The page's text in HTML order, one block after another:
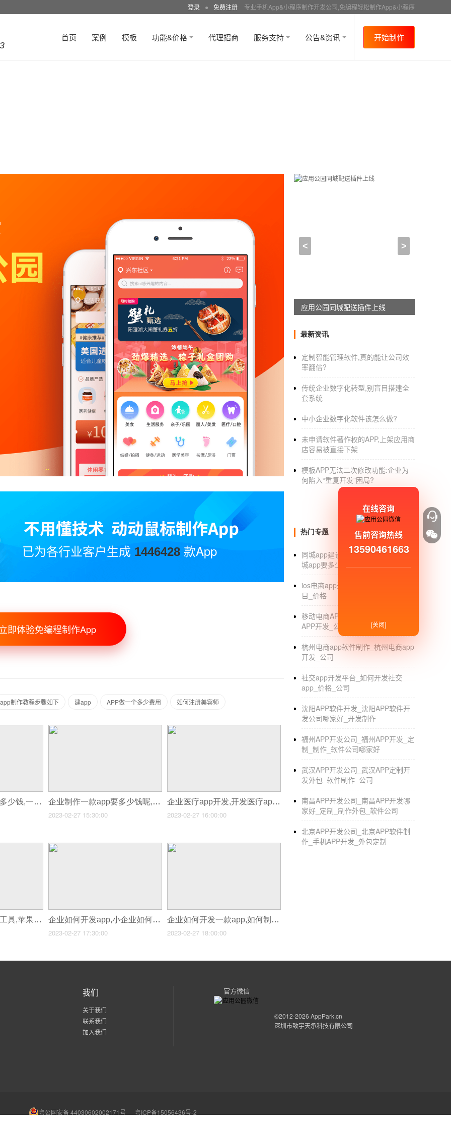
登录 ● 免费注册 专业手机App&小程序制作开发公司,免编程轻松制作App&小程序
首页 案例 模板 功能&价格 代理招商 服务支持 公告&资讯 开始制作
2021-10-02 02:45:00
从初的APP用户需求调查到正式的APP开发，
员有必要多和APP开发人员沟通，并在这种
开发；应用过程中的思考
在APP开发，APP开发人员是产品的创造者
在使用中，我们可以找出APP产品的不足，
开发的人员沟通的原因
利用搜索热点：
利用搜索热点让APP应用快速流行起来，就
件是屏幕级事件还是现象级事件。如果不是
现在无论什么行业都在强调原创精神，这种
不同于别人的运营推广方式，考虑到了别人
容的输出。只有丰富的原创内容才能给APP
APP的原始资料导出给APP用户，让他们为我
APP活动运营工具Activity Box(火东河子
在就体验吧：houtai.huodonghezi.com/users/
版权声明：本文为活动框观点。商业转载，请
已为各行业客户生成 1446428 款App
即体验免编程制作App
app制作教程步骤如下 建app APP做一个多少费用 如何注册美容师
企业制作app需要花多少钱,一个资讯app开发多少钱 企业制作一款app要多少钱呢,一个app从开发到上线运营一共要多少钱
2023-02-27 15:30:00
企业医疗app开发,开发医疗app公司
2023-02-27 16:00:00
企业如何做app开发工具,苹果app开发工具 企业如何开发app,小企业如何开发app
2023-02-27 17:30:00
企业如何开发一款app,如何制作生鲜app
2023-02-27 18:00:00
< >
应用公园同城配送插件上线
最新资讯
定制智能管理软件,真的能让公司效
率翻倍?
传统企业数字化转型,别盲目搭建全
套系统
中小企业数字化软件该怎么做?
未申请软件著作权的APP,上架应用商
店容易被直接下架
模板APP无法二次修改功能:企业为
何陷入“重复开发”困局?
热门专题
同城app建设开发_开发制作一个同
城app要多少钱_制作方案
ios电商app开发_ios电商app开发项
目_价格
移动电商APP开发_移动互联网电商
APP开发_公司
杭州电商app软件制作_杭州电商app
开发_公司
社交app开发平台_如何开发社交
app_价格_公司
沈阳APP软件开发_沈阳APP软件开
发公司哪家好_开发制作
福州APP开发公司_福州APP开发_定
制_制作_软件公司哪家好
武汉APP开发公司_武汉APP定制开
发外包_软件制作_公司
南昌APP开发公司_南昌APP开发哪
家好_定制_制作外包_软件公司
北京APP开发公司_北京APP软件制
作_手机APP开发_外包定制
我们
关于我们
联系我们
加入我们
官方微信
©2012-2026 AppPark.cn
深圳市致宇天承科技有限公司
粤公网安备 44030602002171号 粤ICP备15056436号-2
在线咨询
售前咨询热线
13590461663
[关闭]